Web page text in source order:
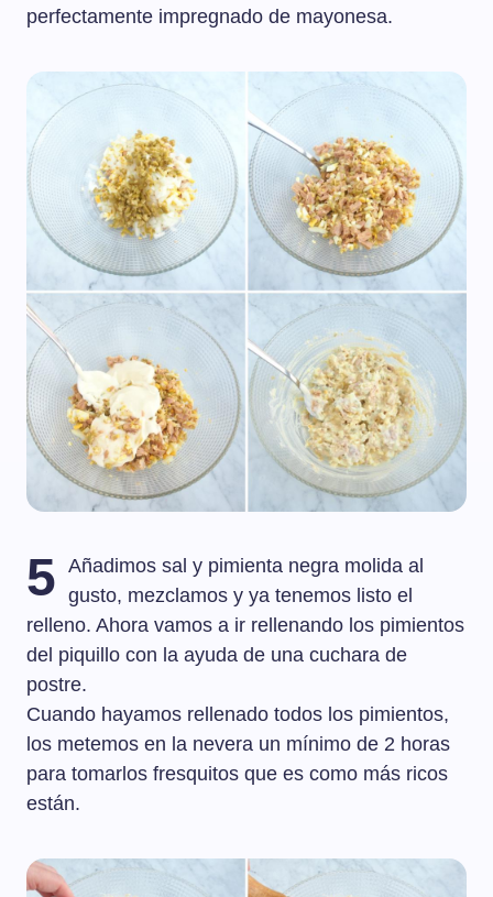
perfectamente impregnado de mayonesa.
5
Añadimos sal y pimienta negra molida al
gusto, mezclamos y ya tenemos listo el
relleno. Ahora vamos a ir rellenando los pimientos
del piquillo con la ayuda de una cuchara de
postre.
Cuando hayamos rellenado todos los pimientos,
los metemos en la nevera un mínimo de 2 horas
para tomarlos fresquitos que es como más ricos
están.